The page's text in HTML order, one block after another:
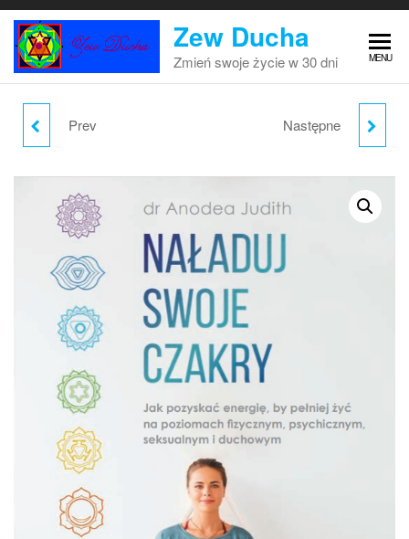
Przejdź
treści
Zew Ducha
Zmień swoje życie w 30 dni MENU
CZAKRY - SIEDEM
ENERGETYCZNEGO
UZDROWIENIA CIAŁA I
DUSZY - ANODEA
JUDITH
Prev JOGA CZAKRALNA -
Następne